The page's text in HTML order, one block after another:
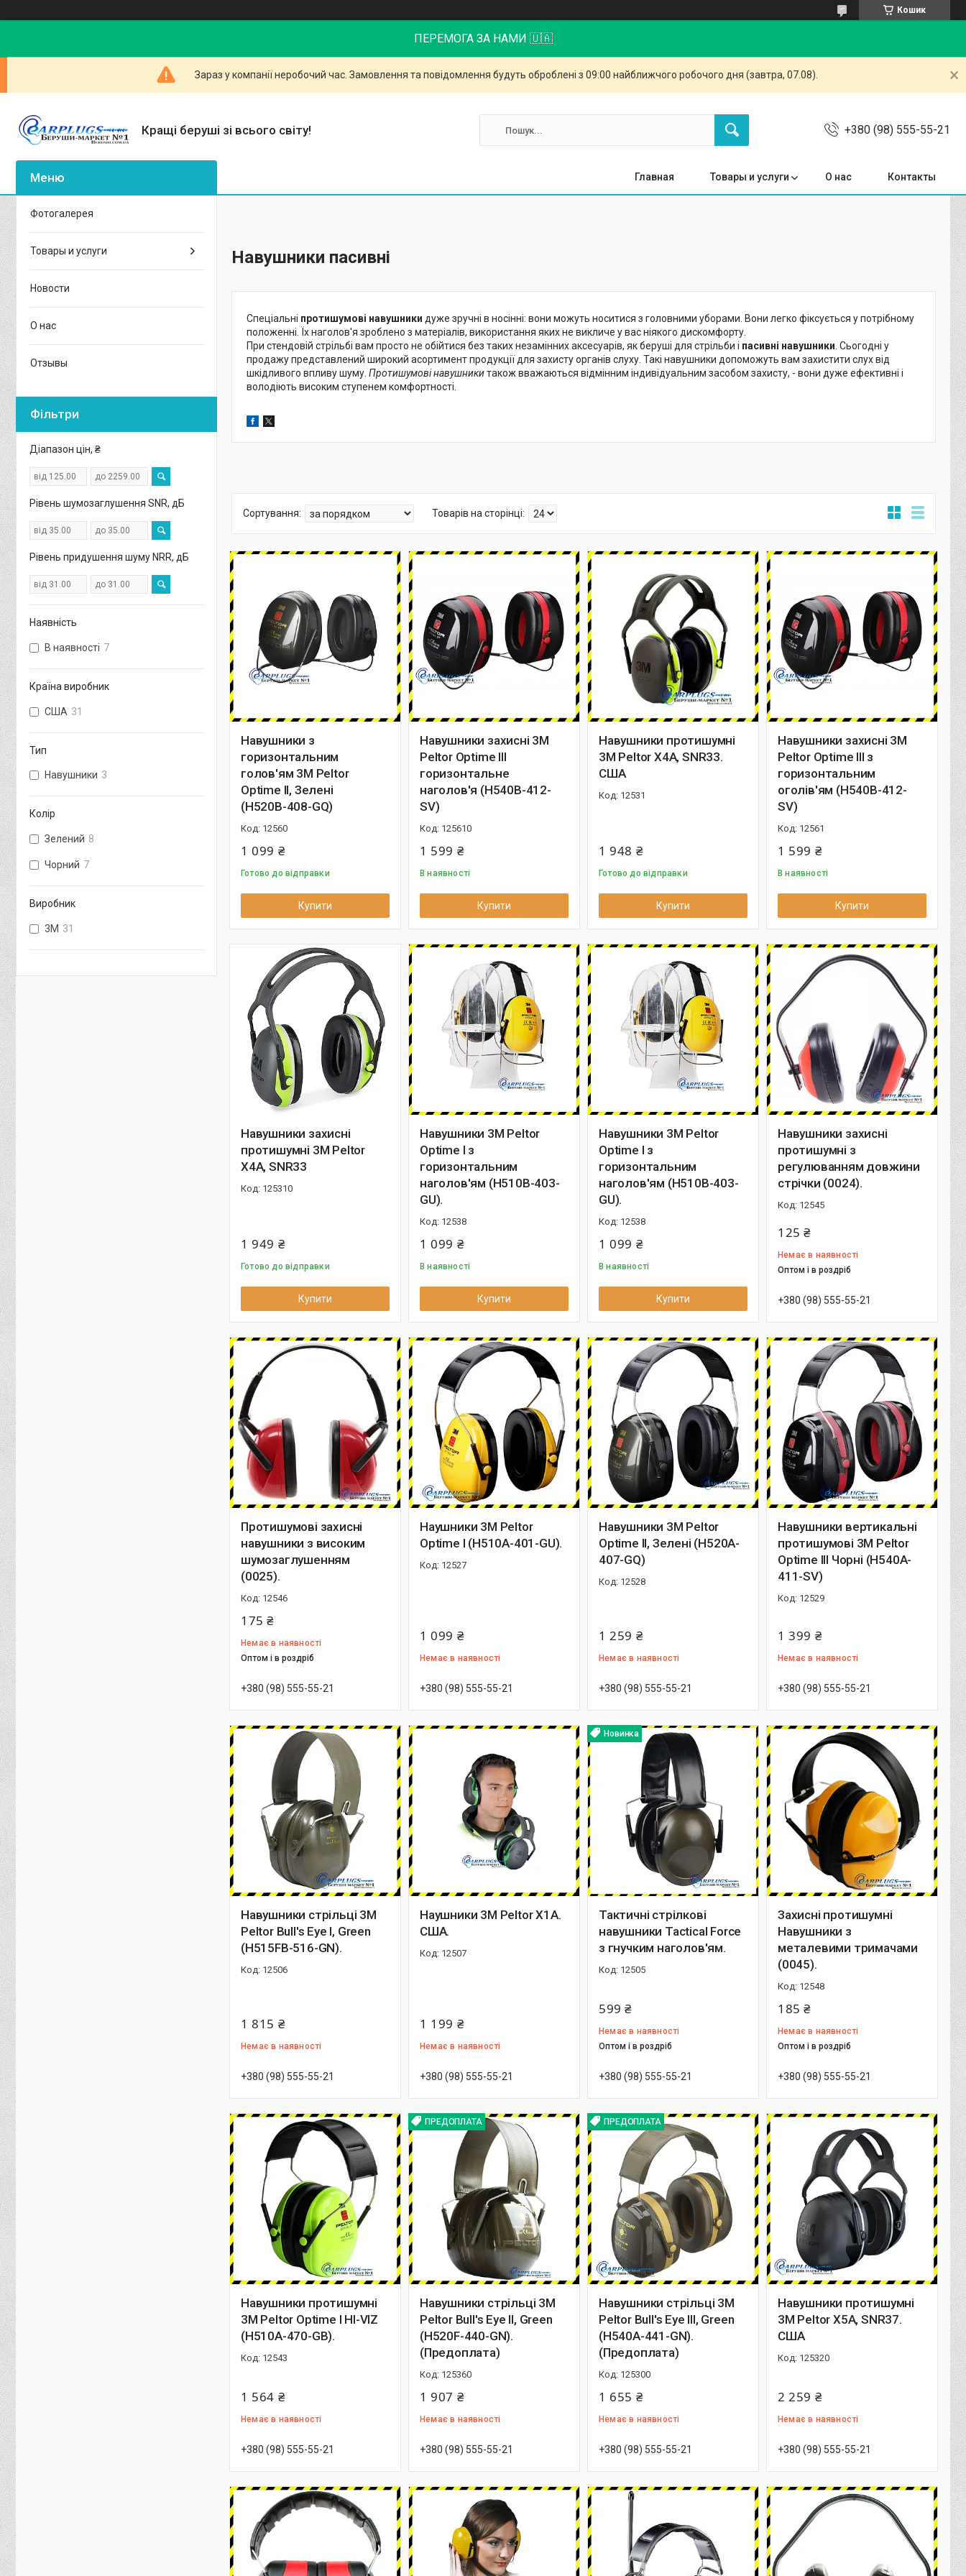
Кошик
ПЕРЕМОГА ЗА НАМИ 🇺🇦
Зараз у компанії неробочий час. Замовлення та повідомлення будуть оброблені з 09:00 найближчого робочого дня (завтра, 07.08).
Кращі беруші зі всього світу! +380 (98) 555-55-21
Главная Товары и услуги О нас Контакты
Навушники пасивні
Спеціальні протишумові навушники дуже зручні в носінні: вони можуть носитися з головними уборами. Вони легко фіксується у потрібному
положенні. Їх наголов'я зроблено з матеріалів, використання яких не викличе у вас ніякого дискомфорту.
При стендовій стрільбі вам просто не обійтися без таких незамінних аксесуарів, як беруші для стрільби і пасивні навушники . Сьогодні у
продажу представлений широкий асортимент продукції для захисту органів слуху. Такі навушники допоможуть вам захистити слух від
шкідливого впливу шуму. Протишумові навушникитакож вважаються відмінним індивідуальним засобом захисту, - вони дуже ефективні і
володіють високим ступенем комфортності.
Навушники з
горизонтальним
голов'ям 3M Peltor
Optime II, Зелені
(H520В-408-GQ)
12560
1 099 ₴
Готово до відправки
Купити
Навушники захисні 3M
Peltor Optime III
горизонтальне
наголов'я (H540B-412-
SV)
125610
1 599 ₴
В наявності
Купити
Навушники протишумні
3M Peltor X4A, SNR33.
США
12531
1 948 ₴
Готово до відправки
Купити
Навушники захисні 3M
Peltor Optime III з
горизонтальним
оголів'ям (H540B-412-
SV)
12561
1 599 ₴
В наявності
Купити
Навушники захисні
протишумні 3M Peltor
X4A, SNR33
125310
1 949 ₴
Готово до відправки
Купити
Навушники 3M Peltor
Optime I з
горизонтальним
наголов'ям (H510B-403-
GU).
12538
1 099 ₴
В наявності
Купити
Навушники 3M Peltor
Optime I з
горизонтальним
наголов'ям (H510B-403-
GU).
12538
1 099 ₴
В наявності
Купити
Навушники захисні
протишумні з
регулюванням довжини
стрічки (0024).
12545
125 ₴
Немає в наявності
Оптом і в роздріб
+380 (98) 555-55-21
Протишумові захисні
навушники з високим
шумозаглушенням
(0025).
12546
175 ₴
Немає в наявності
Оптом і в роздріб
+380 (98) 555-55-21
Наушники 3M Peltor
Optime I (H510A-401-GU).
12527
1 099 ₴
Немає в наявності
+380 (98) 555-55-21
Навушники 3M Peltor
Optime II, Зелені (H520A-
407-GQ)
12528
1 259 ₴
Немає в наявності
+380 (98) 555-55-21
Навушники вертикальні
протишумові 3M Peltor
Optime III Чорні (H540A-
411-SV)
12529
1 399 ₴
Немає в наявності
+380 (98) 555-55-21
Навушники стрільці 3M
Peltor Bull's Eye I, Green
(H515FB-516-GN).
12506
1 815 ₴
Немає в наявності
+380 (98) 555-55-21
Наушники 3M Peltor X1A.
США.
12507
1 199 ₴
Немає в наявності
+380 (98) 555-55-21
Новинка
Тактичні стрілкові
навушники Tactical Force
з гнучким наголов'ям.
12505
599 ₴
Немає в наявності
Оптом і в роздріб
+380 (98) 555-55-21
Захисні протишумні
Навушники з
металевими тримачами
(0045).
12548
185 ₴
Немає в наявності
Оптом і в роздріб
+380 (98) 555-55-21
Навушники протишумні
3M Peltor Optime I HI-VIZ
(H510A-470-GB).
12543
1 564 ₴
Немає в наявності
+380 (98) 555-55-21
ПРЕДОПЛАТА
Навушники стрільці 3M
Peltor Bull's Eye II, Green
(H520F-440-GN).
(Предоплата)
125360
1 907 ₴
Немає в наявності
+380 (98) 555-55-21
ПРЕДОПЛАТА
Навушники стрільці 3M
Peltor Bull's Eye III, Green
(H540A-441-GN).
(Предоплата)
125300
1 655 ₴
Немає в наявності
+380 (98) 555-55-21
Навушники протишумні
3M Peltor X5A, SNR37.
США
125320
2 259 ₴
Немає в наявності
+380 (98) 555-55-21
Фотогалерея
Товары и услуги
Новости
О нас
Отзывы
Фільтри
Діапазон цін, ₴
Рівень шумозаглушення SNR, дБ
Рівень придушення шуму NRR, дБ
Наявність
В наявності 7
Країна виробник
США 31
Тип
Навушники 3
Колір
Зелений 8
Чорний 7
Виробник
3М 31